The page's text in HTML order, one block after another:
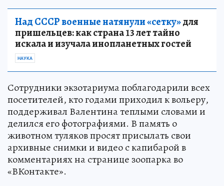
Над СССР военные натянули «сетку»для
пришельцев: как страна 13 лет тайно
искала и изучала инопланетных гостей
НАУКА
Сотрудники экзотариума поблагодарили всех
посетителей, кто годами приходил к вольеру,
поддерживал Валентина теплыми словами и
делился его фотографиями. В память о
животном туляков просят присылать свои
архивные снимки и видео с капибарой в
комментариях на странице зоопарка во
«ВКонтакте».